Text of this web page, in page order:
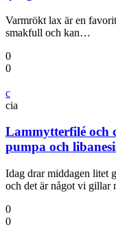
Varmrökt lax är en
smakfull och kan…
0
0
c
cia
Lammytterfilé och
pumpa och
Idag drar middagen litet
och det är något vi
0
0